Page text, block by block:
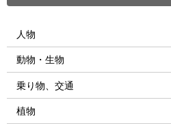
人物
動物・生物
乗り物、交通
植物